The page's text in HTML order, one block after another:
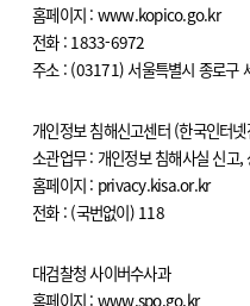
홈페이지 : www.kopico.go.kr
전화 : 1833-6972
주소 : (03171) 서울특별시 종로구
개인정보 침해신고센터 (한국인터
소관업무 : 개인정보 침해사실 신고,
홈페이지 : privacy.kisa.or.kr
전화 : (국번없이) 118
대검찰청 사이버수사과
홈페이지 : www.spo.go.kr